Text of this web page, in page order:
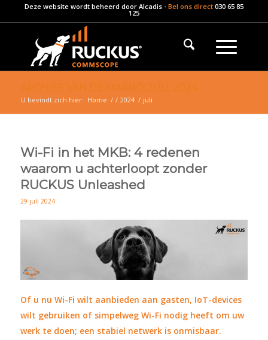
Deze website wordt beheerd door Alcadis- Bel ons direct 030 65 85
125
U bevindt zich hier: Home / / 2024 / juli
Wi-Fi in het MKB: 4 redenen
waarom u achterloopt zonder
RUCKUS Unleashed
29 juli 2024
Of u nu Wi-Fi wilt aanbieden aan gasten, IoT-devices
wilt gebruiken of simpelweg Wi-Fi nodig heeft om uw
werk te doen; een stabiel netwerk is onmisbaar.